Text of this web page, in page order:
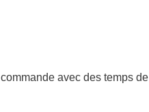
avec des temps